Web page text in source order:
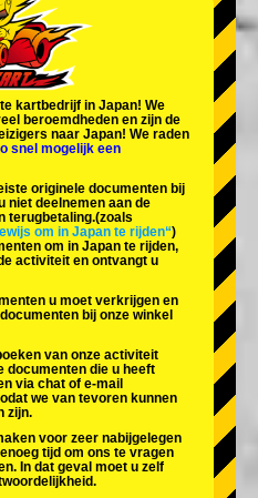
Wijzigen
Tokio Akihabara#1
Tokio Baai
Osaka
kartbedrijf in Japan! We
beroemdheden en zijn de
naar Japan! We raden
snel mogelijk een
originele documenten bij
niet deelnemen aan de
terugbetaling.(zoals
om in Japan te rijden“)
om in Japan te rijden,
activiteit en ontvangt u
u moet verkrijgen en
bij onze winkel
van onze activiteit
documenten die u heeft
via chat of e-mail
we van tevoren kunnen
zijn.
voor zeer nabijgelegen
tijd om ons te vragen
In dat geval moet u zelf